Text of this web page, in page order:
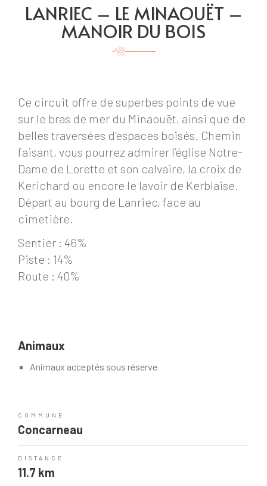
LANRIEC – LE MINAOUËT –
MANOIR DU BOIS
Ce circuit offre de superbes points de vue
sur le bras de mer du Minaouët, ainsi que de
belles traversées d’espaces boisés. Chemin
faisant, vous pourrez admirer l’église Notre-
Dame de Lorette et son calvaire, la croix de
Kerichard ou encore le lavoir de Kerblaise.
Départ au bourg de Lanriec, face au
cimetière.
Sentier : 46%
Piste : 14%
Route : 40%
Animaux
Animaux acceptés sous réserve
COMMUNE
Concarneau
DISTANCE
11.7 km